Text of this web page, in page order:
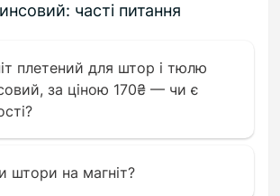
часті питання
плетений для штор і тюлю
за ціною 170₴ — чи є
штори на магніт?